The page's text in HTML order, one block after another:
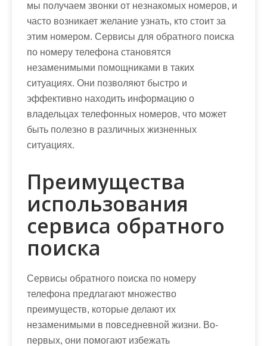
мы получаем звонки от незнакомых номеров, и
часто возникает желание узнать, кто стоит за
этим номером. Сервисы для обратного поиска
по номеру телефона становятся
незаменимыми помощниками в таких
ситуациях. Они позволяют быстро и
эффективно находить информацию о
владельцах телефонных номеров, что может
быть полезно в различных жизненных
ситуациях.
Преимущества
использования
сервиса обратного
поиска
Сервисы обратного поиска по номеру
телефона предлагают множество
преимуществ, которые делают их
незаменимыми в повседневной жизни. Во-
первых, они помогают избежать